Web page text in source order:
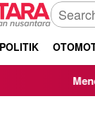
POLITIK
Titik Temu